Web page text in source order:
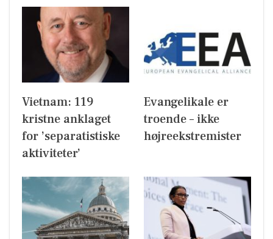
Vietnam: 119
kristne anklaget
for ’separatistiske
aktiviteter’
Evangelikale er
troende – ikke
højreekstremister